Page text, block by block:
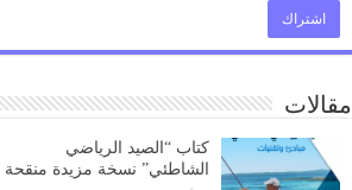
مقالات
كتاب “الصيد الرياضي
الشاطئي” نسخة مزيدة منقحة